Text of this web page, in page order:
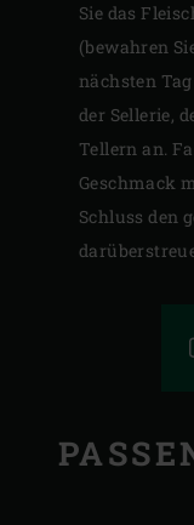
Sie das
(bewahren
nächsten
der Sellerie,
Tellern an.
Geschmack
Schluss den